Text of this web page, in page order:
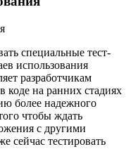
специальные тест-
использования
разработчикам
на ранних стадиях
более надежного
чтобы ждать
с другими
сейчас тестировать